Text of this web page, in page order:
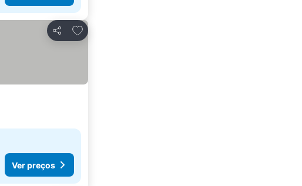
Partilhar
Adicionar aos favoritos
Ver preços